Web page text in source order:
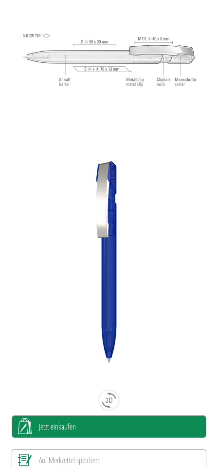
Norm. Die uma Tech Refill 1.0 vermittelt ein
angenehmes und weiches Schreibgefühl.
Jetzt einkaufen
Auf Merkzettel speichern